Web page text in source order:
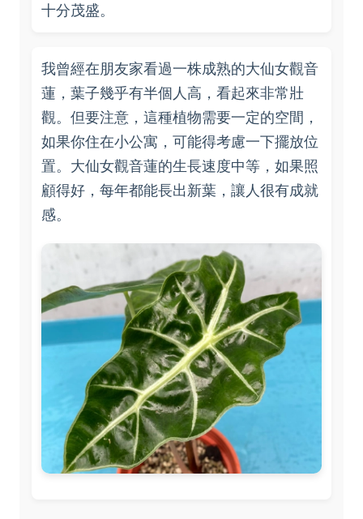
十分茂盛。
我曾經在朋友家看過一株成熟的大仙女觀音
蓮，葉子幾乎有半個人高，看起來非常壯
觀。但要注意，這種植物需要一定的空間，
如果你住在小公寓，可能得考慮一下擺放位
置。大仙女觀音蓮的生長速度中等，如果照
顧得好，每年都能長出新葉，讓人很有成就
感。